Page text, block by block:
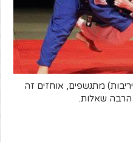
מתנשפים, אוחזים זה
הרבה שאלות.